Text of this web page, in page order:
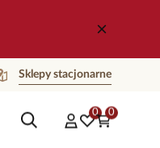
Sklepy stacjonarne
0 0